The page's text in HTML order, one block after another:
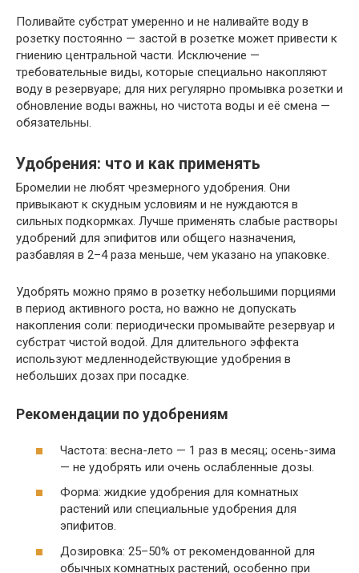
Поливайте субстрат умеренно и не наливайте воду в
розетку постоянно — застой в розетке может привести к
гниению центральной части. Исключение —
требовательные виды, которые специально накопляют
воду в резервуаре; для них регулярно промывка розетки и
обновление воды важны, но чистота воды и её смена —
обязательны.
Удобрения: что и как применять
Бромелии не любят чрезмерного удобрения. Они
привыкают к скудным условиям и не нуждаются в
сильных подкормках. Лучше применять слабые растворы
удобрений для эпифитов или общего назначения,
разбавляя в 2–4 раза меньше, чем указано на упаковке.
Удобрять можно прямо в розетку небольшими порциями
в период активного роста, но важно не допускать
накопления соли: периодически промывайте резервуар и
субстрат чистой водой. Для длительного эффекта
используют медленнодействующие удобрения в
небольших дозах при посадке.
Рекомендации по удобрениям
Частота: весна-лето — 1 раз в месяц; осень-зима
— не удобрять или очень ослабленные дозы.
Форма: жидкие удобрения для комнатных
растений или специальные удобрения для
эпифитов.
Дозировка: 25–50% от рекомендованной для
обычных комнатных растений, особенно при